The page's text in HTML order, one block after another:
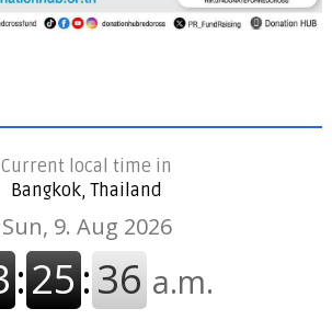
Current local time in
Bangkok, Thailand